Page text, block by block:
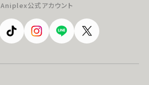
Aniplex公式アカウント